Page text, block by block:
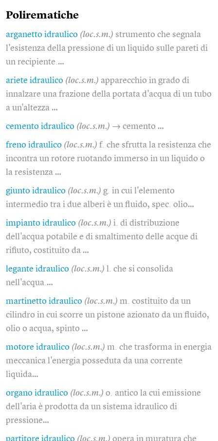
Polirematiche
arganetto idraulico (loc.s.m.) strumento che segnala
l'esistenza della pressione di un liquido sulle pareti di
un recipiente.…
ariete idraulico (loc.s.m.) apparecchio in grado di
innalzare una frazione della portata d'acqua di un tubo
a un'altezza …
cemento idraulico (loc.s.m.) → cemento …
freno idraulico (loc.s.m.) f. che sfrutta la resistenza che
incontra un rotore ruotando immerso in un liquido o
la resistenza …
giunto idraulico (loc.s.m.) g. in cui l'elemento
intermedio tra i due alberi è un fluido, spec. olio…
impianto idraulico (loc.s.m.) i. di distribuzione
dell'acqua potabile e di smaltimento delle acque di
rifiuto, costituito da …
legante idraulico (loc.s.m.) l. che si consolida
nell'acqua.…
martinetto idraulico (loc.s.m.) m. costituito da un
cilindro in cui scorre un pistone azionato da un fluido,
olio o acqua, spinto …
motore idraulico (loc.s.m.) m. che trasforma in energia
meccanica l'energia posseduta da una corrente
liquida…
organo idraulico (loc.s.m.) o. antico la cui emissione
dell'aria è prodotta da un sistema idraulico di
pressione…
partitore idraulico (loc.s.m.) opera in muratura che